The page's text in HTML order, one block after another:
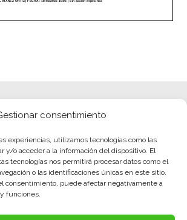
consentimiento
experiencias, utilizamos tecnologías como las
y/o acceder a la información del dispositivo. El
tecnologías nos permitirá procesar datos como el
o las identificaciones únicas en este sitio.
consentimiento, puede afectar negativamente a
funciones.